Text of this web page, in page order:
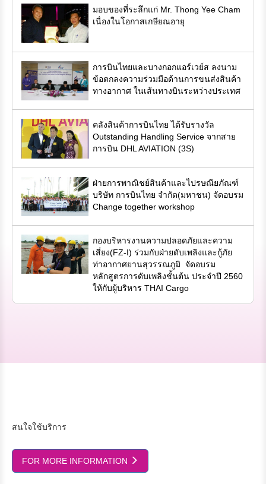
มอบของที่ระลึกแก่ Mr. Thong Yee Cham
เนื่องในโอกาสเกษียณอายุ
การบินไทยและบางกอกแอร์เวย์ส ลงนาม
ข้อตกลงความร่วมมือด้านการขนส่งสินค้า
ทางอากาศ ในเส้นทางบินระหว่างประเทศ
คลังสินค้าการบินไทย ได้รับรางวัล
Outstanding Handling Service จากสาย
การบิน DHL AVIATION (3S)
ฝ่ายการพาณิชย์สินค้าและไปรษณียภัณฑ์
บริษัท การบินไทย จำกัด(มหาชน) จัดอบรม
Change together workshop
กองบริหารงานความปลอดภัยและความ
เสี่ยง(FZ-I) ร่วมกับฝ่ายดับเพลิงและกู้ภัย
ท่าอากาศยานสุวรรณภูมิ จัดอบรม
หลักสูตรการดับเพลิงชั้นต้น ประจำปี 2560
ให้กับผู้บริหาร THAI Cargo
สนใจใช้บริการ
FOR MORE INFORMATION